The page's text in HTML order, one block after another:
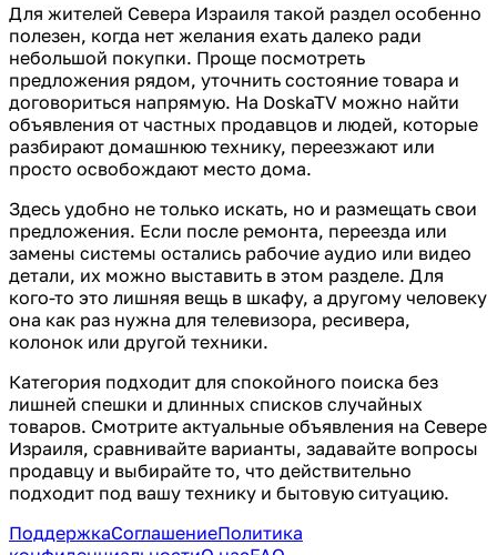
Для жителей Севера Израиля такой раздел особенно
полезен, когда нет желания ехать далеко ради
небольшой покупки. Проще посмотреть
предложения рядом, уточнить состояние товара и
договориться напрямую. На DoskaTV можно найти
объявления от частных продавцов и людей, которые
разбирают домашнюю технику, переезжают или
просто освобождают место дома.
Здесь удобно не только искать, но и размещать свои
предложения. Если после ремонта, переезда или
замены системы остались рабочие аудио или видео
детали, их можно выставить в этом разделе. Для
кого-то это лишняя вещь в шкафу, а другому человеку
она как раз нужна для телевизора, ресивера,
колонок или другой техники.
Категория подходит для спокойного поиска без
лишней спешки и длинных списков случайных
товаров. Смотрите актуальные объявления на Севере
Израиля, сравнивайте варианты, задавайте вопросы
продавцу и выбирайте то, что действительно
подходит под вашу технику и бытовую ситуацию.
ПоддержкаСоглашениеПолитика